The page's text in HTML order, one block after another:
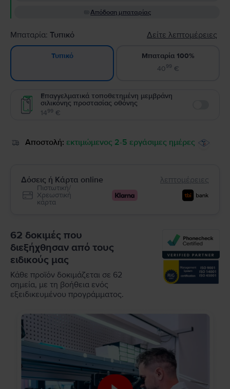
Απόδοση μπαταρίας
Μπαταρία: Τυπικό Δείτε λεπτομέρειες
Τυπικό
Μπαταρία 100%
4099€
Επαγγελματικά τοποθετημένη μεμβράνη
σιλικόνης προστασίας οθόνης
1499 €
Αποστολή: εκτιμώμενος 2-5 εργάσιμες ημέρες
Δόσεις ή Κάρτα online λεπτομέρειες
Πιστωτική/
Χρεωστική
κάρτα
62 δοκιμές που
διεξήχθησαν από τους
ειδικούς μας
Κάθε προϊόν δοκιμάζεται σε 62
σημεία, με τη βοήθεια ενός
εξειδικευμένου προγράμματος.